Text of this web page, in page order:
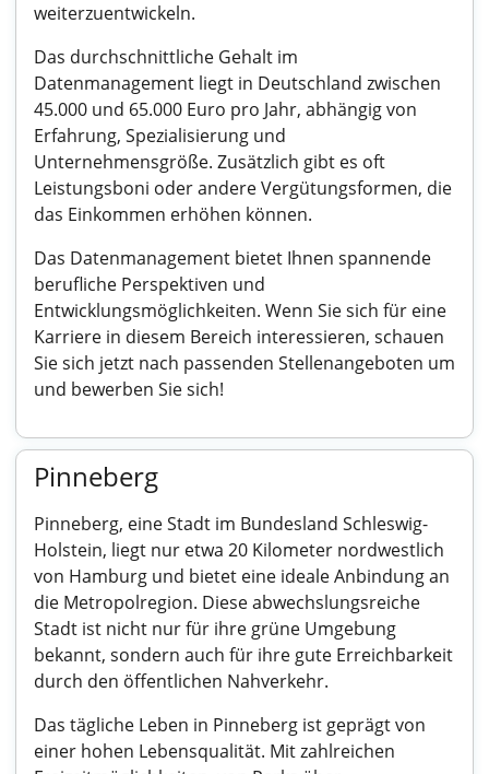
weiterzuentwickeln.
Das durchschnittliche Gehalt im
Datenmanagement liegt in Deutschland zwischen
45.000 und 65.000 Euro pro Jahr, abhängig von
Erfahrung, Spezialisierung und
Unternehmensgröße. Zusätzlich gibt es oft
Leistungsboni oder andere Vergütungsformen, die
das Einkommen erhöhen können.
Das Datenmanagement bietet Ihnen spannende
berufliche Perspektiven und
Entwicklungsmöglichkeiten. Wenn Sie sich für eine
Karriere in diesem Bereich interessieren, schauen
Sie sich jetzt nach passenden Stellenangeboten um
und bewerben Sie sich!
Pinneberg
Pinneberg, eine Stadt im Bundesland Schleswig-
Holstein, liegt nur etwa 20 Kilometer nordwestlich
von Hamburg und bietet eine ideale Anbindung an
die Metropolregion. Diese abwechslungsreiche
Stadt ist nicht nur für ihre grüne Umgebung
bekannt, sondern auch für ihre gute Erreichbarkeit
durch den öffentlichen Nahverkehr.
Das tägliche Leben in Pinneberg ist geprägt von
einer hohen Lebensqualität. Mit zahlreichen